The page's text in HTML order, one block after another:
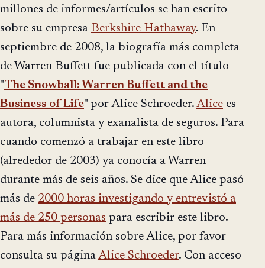
millones de informes/artículos se han escrito
sobre su empresa Berkshire Hathaway. En
septiembre de 2008, la biografía más completa
de Warren Buffett fue publicada con el título
"The Snowball: Warren Buffett and the
Business of Life" por Alice Schroeder. Alice es
autora, columnista y exanalista de seguros. Para
cuando comenzó a trabajar en este libro
(alrededor de 2003) ya conocía a Warren
durante más de seis años. Se dice que Alice pasó
más de 2000 horas investigando y entrevistó a
más de 250 personas para escribir este libro.
Para más información sobre Alice, por favor
consulta su página Alice Schroeder. Con acceso